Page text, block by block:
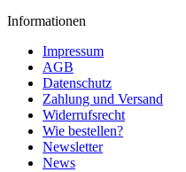
Informationen
Impressum
AGB
Datenschutz
Zahlung und Versand
Widerrufsrecht
Wie bestellen?
Newsletter
News